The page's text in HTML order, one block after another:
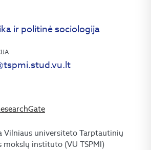
ir politinė sociologija
Vilniaus universiteto Tarptautinių
instituto (VU TSPMI)